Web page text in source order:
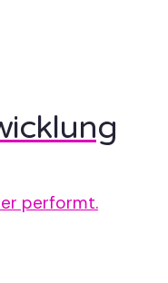
performt.